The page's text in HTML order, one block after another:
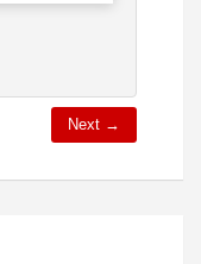
Next →